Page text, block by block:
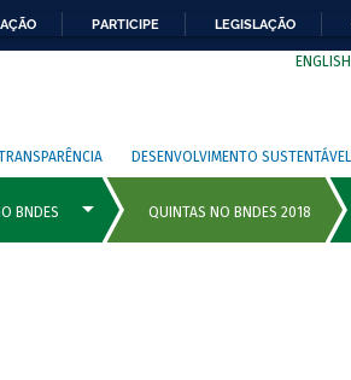
PARTICIPE LEGISLAÇÃO
ENGLISH
DESENVOLVIMENTO SUSTENTÁVEL